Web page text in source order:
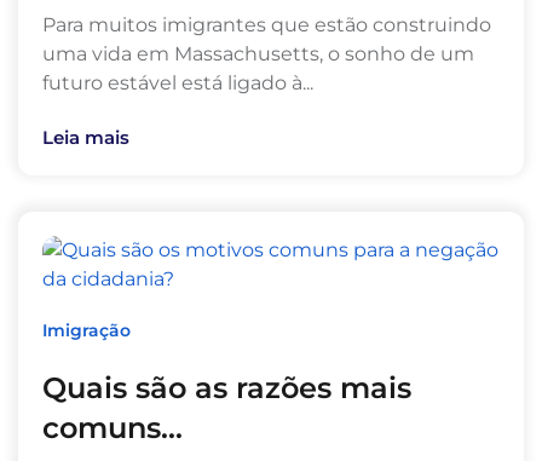
Para muitos imigrantes que estão construindo
uma vida em Massachusetts, o sonho de um
futuro estável está ligado à...
Leia mais
Imigração
Quais são as razões mais
comuns...